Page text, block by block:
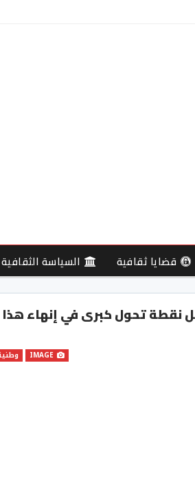
قضايا ثقافية السياسة الثقافية
نقطة تحول كبرى في إنهاء هذا